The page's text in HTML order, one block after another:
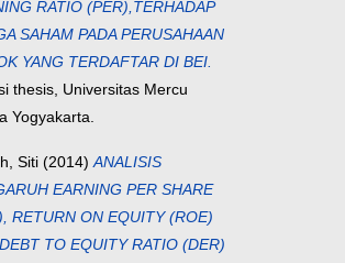
RATIO (PER),TERHADAP
SAHAM PADA PERUSAHAAN
YANG TERDAFTAR DI BEI.
thesis, Universitas Mercu
Yogyakarta.
Siti (2014)ANALISIS
EARNING PER SHARE
RETURN ON EQUITY (ROE)
TO EQUITY RATIO (DER)